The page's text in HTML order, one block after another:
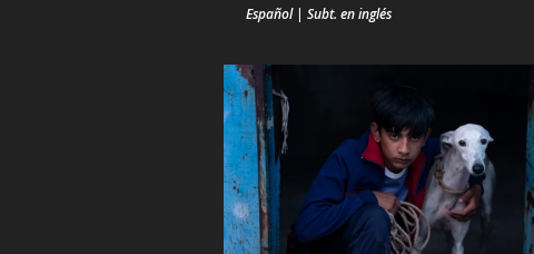
Español | Subt. en inglés
Brigitte BAPTISTE, cuya investigación
innovadora y discurso alternativo ha
desafiado convenciones científicas y sociales
durante años, erosionando prejuicios,
construyendo puentes e inspirando cambios.
Por medio de seguimiento, material de
archivo, y animación digital, la película
entrelaza un soliloquio íntimo y un re (...)